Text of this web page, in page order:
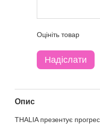
Оцініть товар
Надіслати
Опис
THALIA презентує